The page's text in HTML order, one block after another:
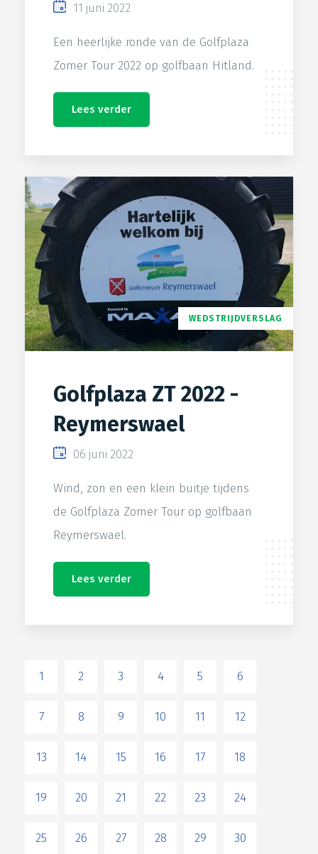
11 juni 2022
Een heerlijke ronde van de Golfplaza
Zomer Tour 2022 op golfbaan Hitland.
Lees verder
WEDSTRIJDVERSLAG
Golfplaza ZT 2022 -
Reymerswael
06 juni 2022
Wind, zon en een klein buitje tijdens
de Golfplaza Zomer Tour op golfbaan
Reymerswael.
Lees verder
1 2 3 4 5 6
7 8 9 10 11 12
13 14 15 16 17 18
19 20 21 22 23 24
25 26 27 28 29 30